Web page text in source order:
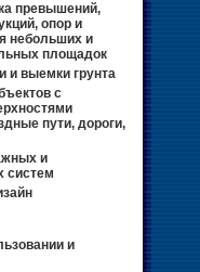
превышений,
опор и
небольших и
площадок
и выемки грунта
с
пути, дороги,
и
систем
и